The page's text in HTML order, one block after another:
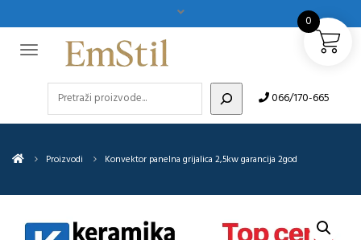
066/170-665
Proizvodi Konvektor panelna grijalica 2,5kw garancija 2god
0